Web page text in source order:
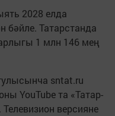
2028 елда
бәйле. Татарстанда
1 млн 146 мең
sntat.ru
YouTube та «Татар-
версияне